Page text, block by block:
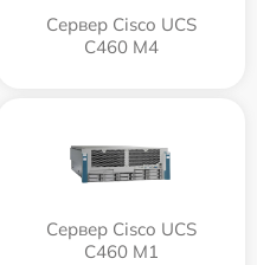
Сервер Cisco UCS
C460 M4
Сервер Cisco UCS
C460 M1